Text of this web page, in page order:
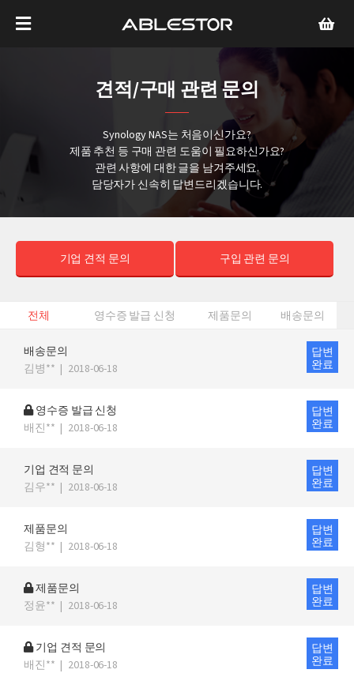
견적/구매 관련 문의
Synology NAS는 처음이신가요?
제품 추천 등 구매 관련 도움이 필요하신가요?
관련 사항에 대한 글을 남겨주세요.
담당자가 신속히 답변드리겠습니다.
기업 견적 문의 구입 관련 문의
전체 영수증 발급 신청 제품문의 배송문의
배송문의
김병** | 2018-06-18
답변
완료
영수증 발급 신청
배진** | 2018-06-18
답변
완료
기업 견적 문의
김우** | 2018-06-18
답변
완료
제품문의
김형** | 2018-06-18
답변
완료
제품문의
정윤** | 2018-06-18
답변
완료
기업 견적 문의
배진** | 2018-06-18
답변
완료